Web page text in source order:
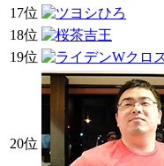
17位
18位
19位
20位